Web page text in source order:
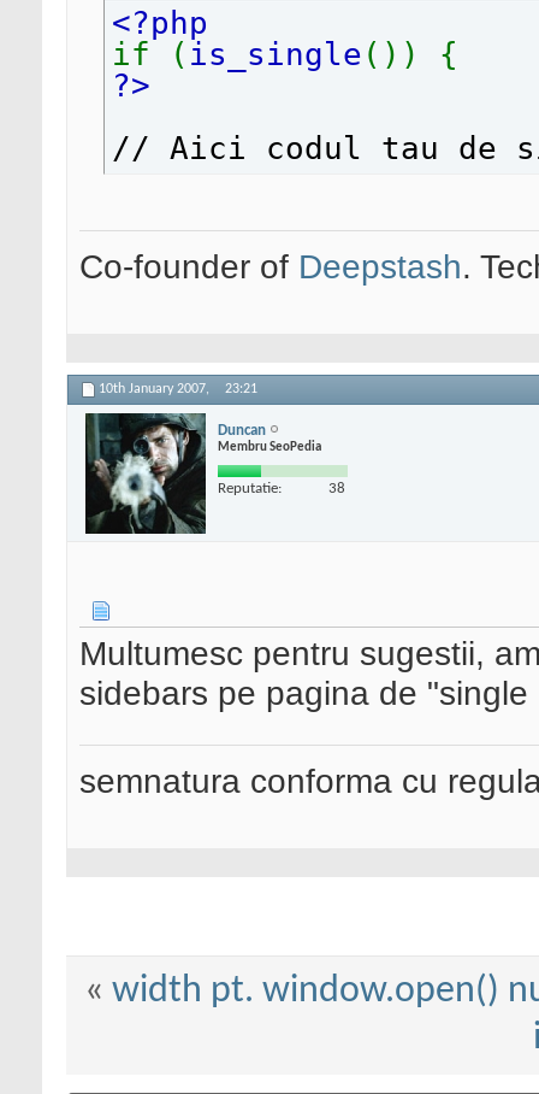
<?php
if ( is_single ()) {
?>
// Aici codul tau de
}
?>
Co-founder of Deepstash.
10th January 2007, 23:21
Duncan
Membru SeoPedia
Reputatie: 38
Multumesc pentru sugestii,
sidebars pe pagina de
semnatura conforma cu
« width pt. window.open()